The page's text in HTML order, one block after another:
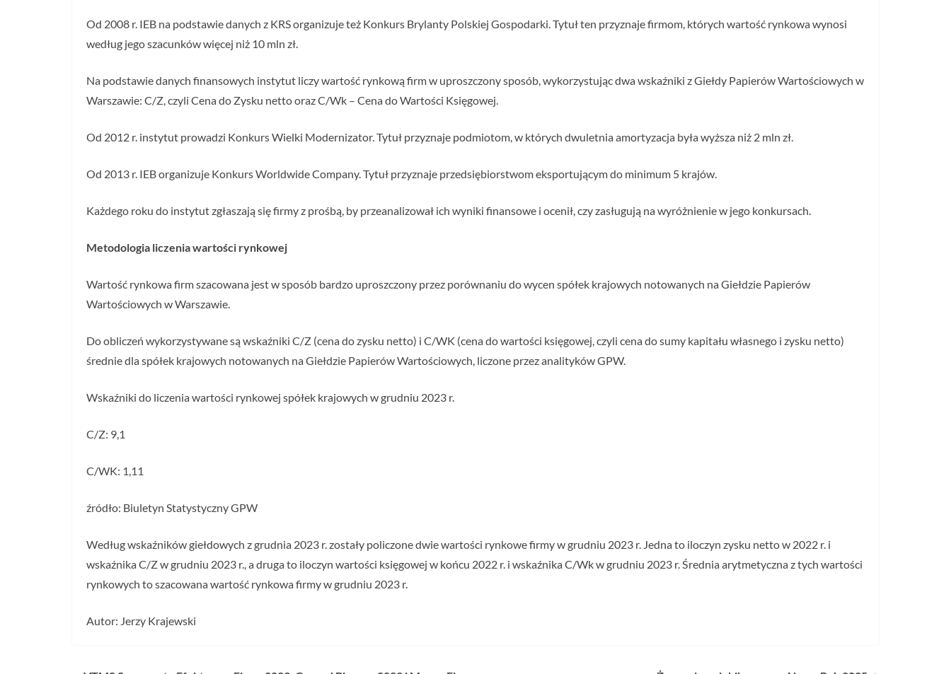
Od 2008 r. IEB na podstawie danych z KRS organizuje też Konkurs Brylanty Polskiej Gospodarki. Tytuł ten przyznaje firmom, których wartość rynkowa wynosi
według jego szacunków więcej niż 10 mln zł.
Na podstawie danych finansowych instytut liczy wartość rynkową firm w uproszczony sposób, wykorzystując dwa wskaźniki z Giełdy Papierów Wartościowych w
Warszawie: C/Z, czyli Cena do Zysku netto oraz C/Wk – Cena do Wartości Księgowej.
Od 2012 r. instytut prowadzi Konkurs Wielki Modernizator. Tytuł przyznaje podmiotom, w których dwuletnia amortyzacja była wyższa niż 2 mln zł.
Od 2013 r. IEB organizuje Konkurs Worldwide Company. Tytuł przyznaje przedsiębiorstwom eksportującym do minimum 5 krajów.
Każdego roku do instytut zgłaszają się firmy z prośbą, by przeanalizował ich wyniki finansowe i ocenił, czy zasługują na wyróżnienie w jego konkursach.
Metodologia liczenia wartości rynkowej
Wartość rynkowa firm szacowana jest w sposób bardzo uproszczony przez porównaniu do wycen spółek krajowych notowanych na Giełdzie Papierów
Wartościowych w Warszawie.
Do obliczeń wykorzystywane są wskaźniki C/Z (cena do zysku netto) i C/WK (cena do wartości księgowej, czyli cena do sumy kapitału własnego i zysku netto)
średnie dla spółek krajowych notowanych na Giełdzie Papierów Wartościowych, liczone przez analityków GPW.
Wskaźniki do liczenia wartości rynkowej spółek krajowych w grudniu 2023 r.
C/Z: 9,1
C/WK: 1,11
źródło: Biuletyn Statystyczny GPW
Według wskaźników giełdowych z grudnia 2023 r. zostały policzone dwie wartości rynkowe firmy w grudniu 2023 r. Jedna to iloczyn zysku netto w 2022 r. i
wskaźnika C/Z w grudniu 2023 r., a druga to iloczyn wartości księgowej w końcu 2022 r. i wskaźnika C/Wk w grudniu 2023 r. Średnia arytmetyczna z tych wartości
rynkowych to szacowana wartość rynkowa firmy w grudniu 2023 r.
Autor: Jerzy Krajewski